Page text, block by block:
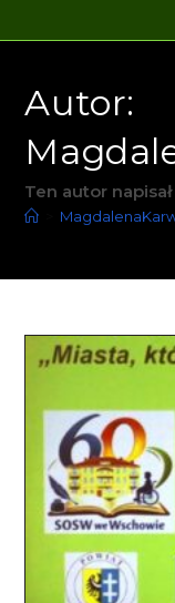
Autor:
Ten autor